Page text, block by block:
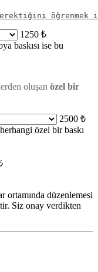
öğrenmek
1250 ₺
baskısı ise bu
oluşan özel bir
2500 ₺
özel bir baskı
ortamında düzenlemesi
Siz onay verdikten